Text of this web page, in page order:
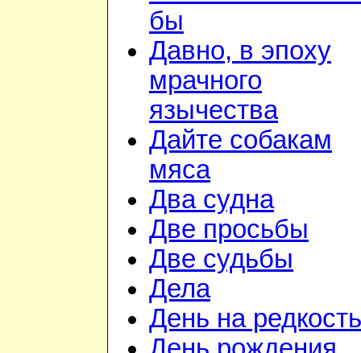
бы
Давно, в эпоху
мрачного
язычества
Дайте собакам
мяса
Два судна
Две просьбы
Две судьбы
Дела
День на редкость